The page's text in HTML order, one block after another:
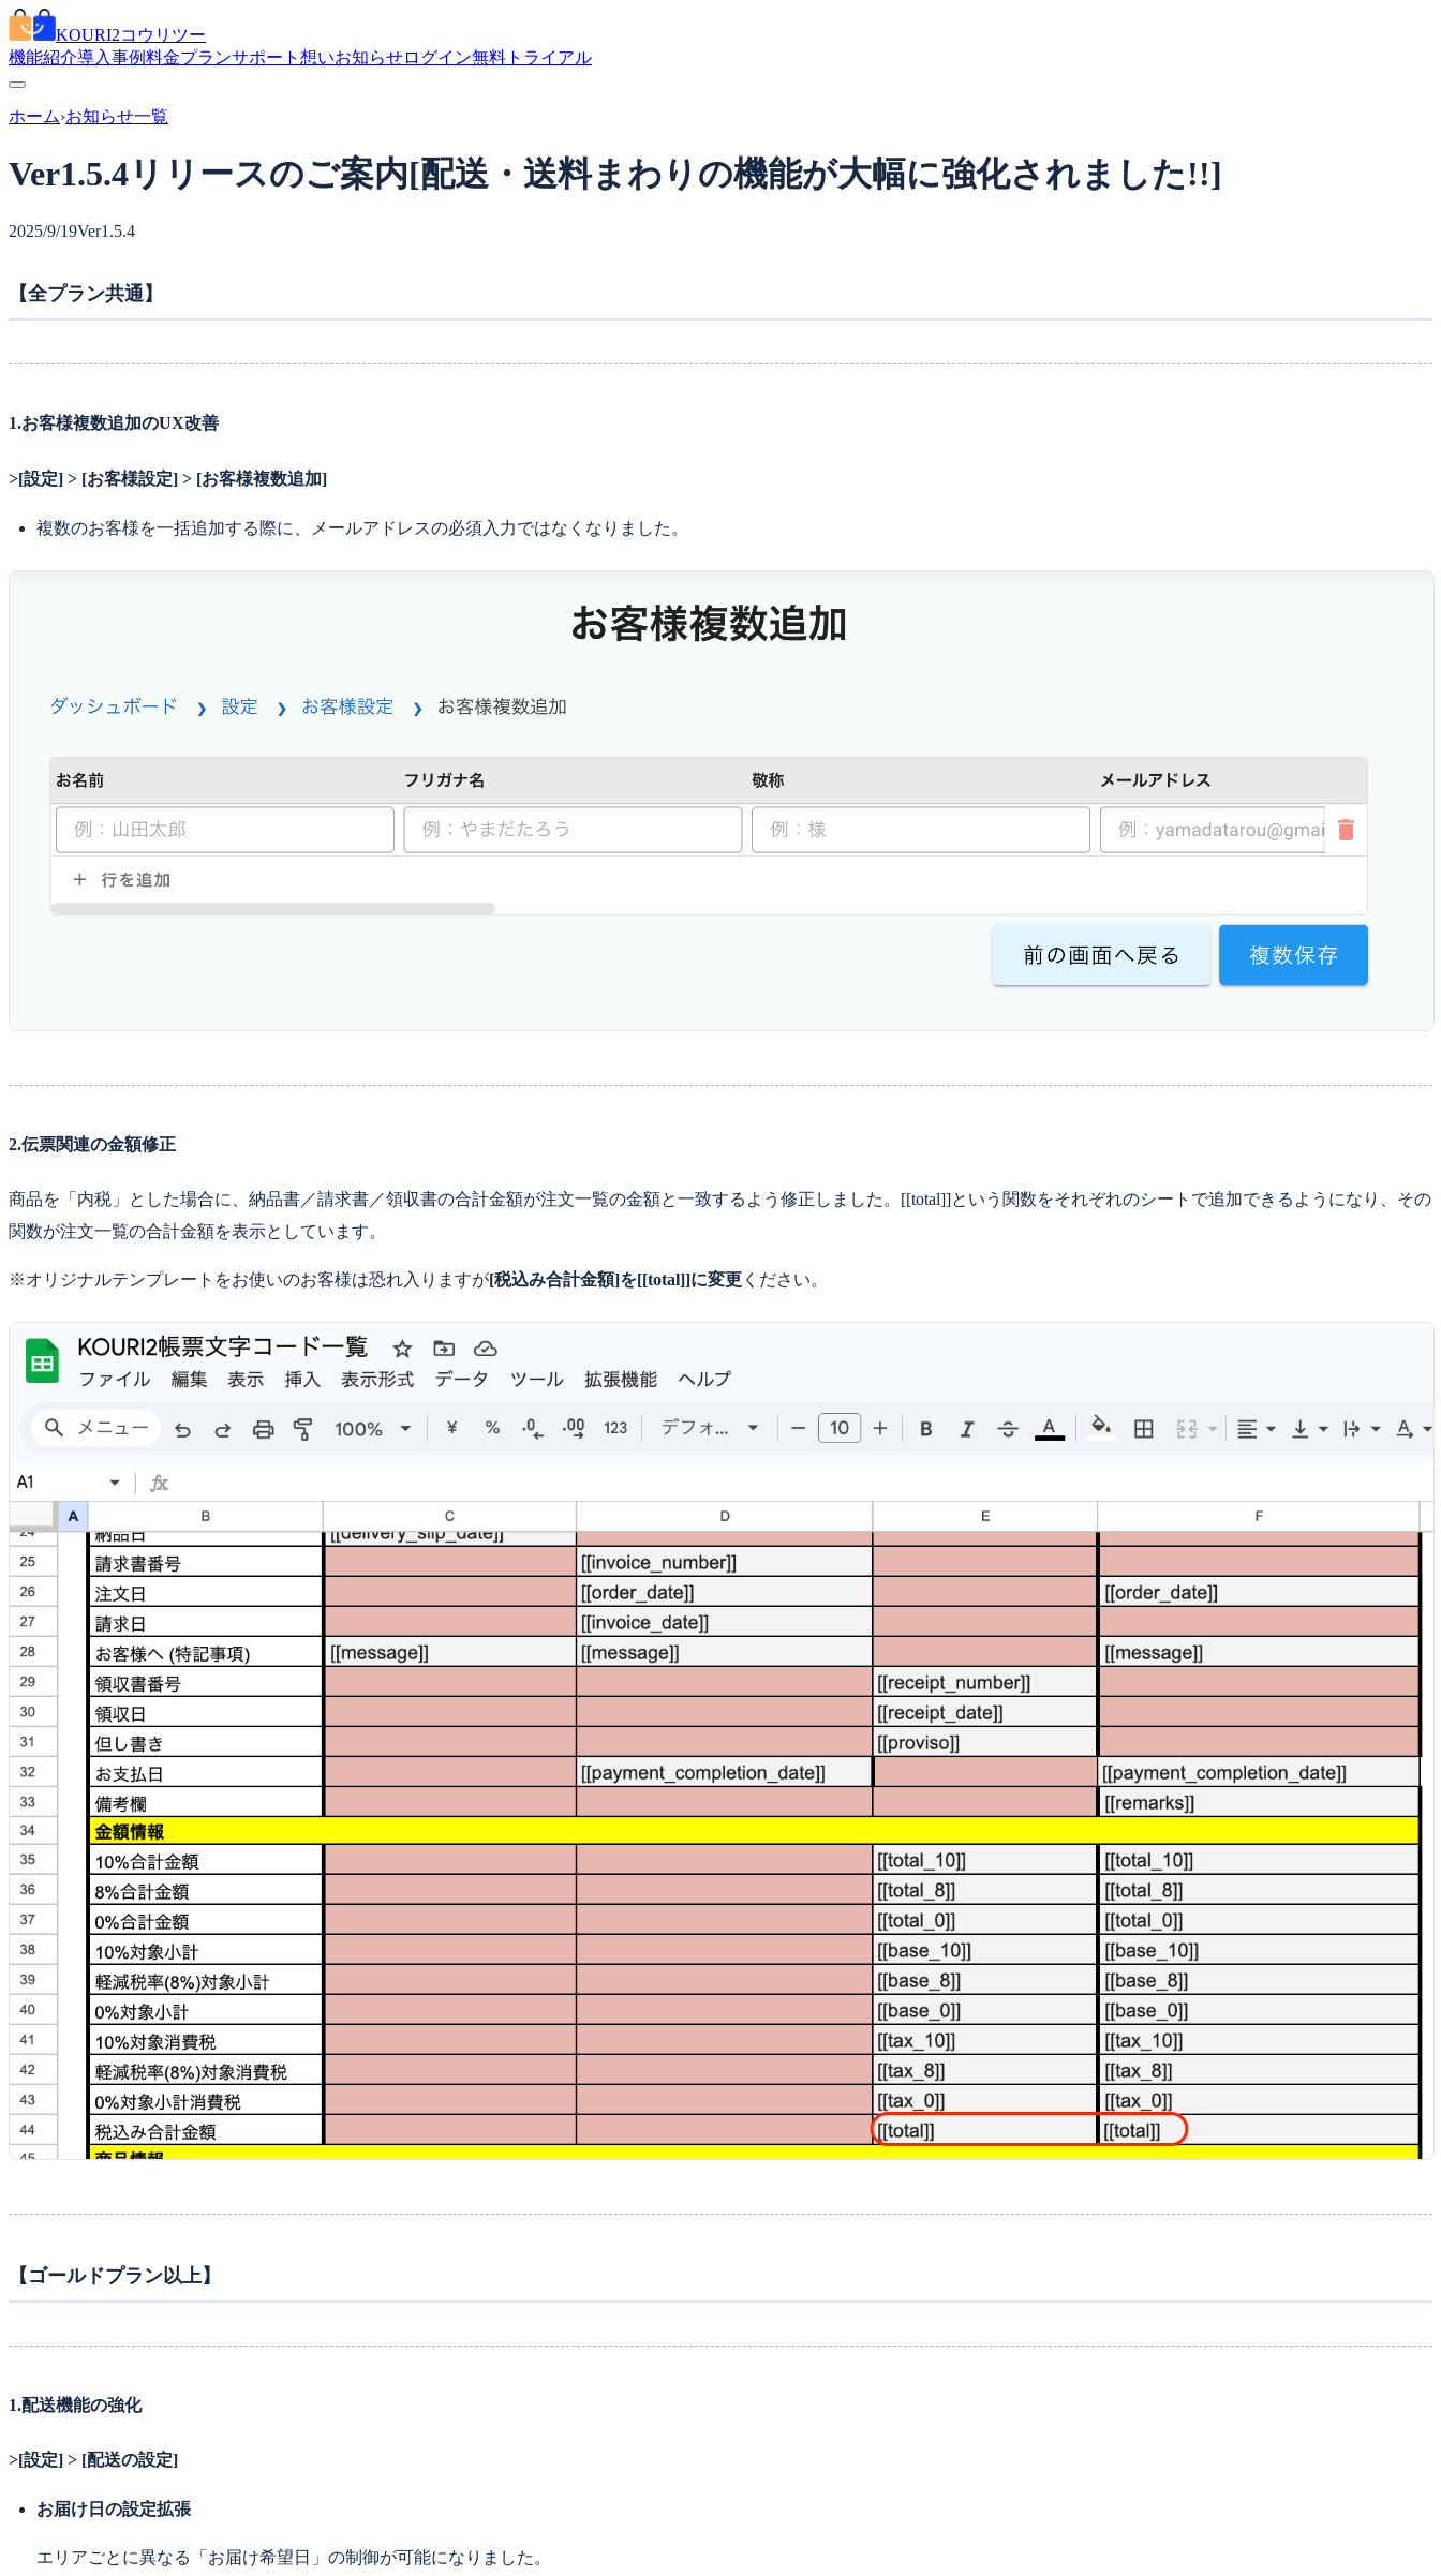
KOURI2コウリツー
機能紹介導入事例料金プランサポート 想いお知らせログイン無料トライアル
ホーム›お知らせ一覧
Ver1.5.4リリースのご案内[配送・送料まわりの機能が大幅に強化されました!!]
2025/9/19Ver1.5.4
【全プラン共通】
1.お客様複数追加のUX改善
>[設定] > [お客様設定] > [お客様複数追加]
複数のお客様を一括追加する際に、メールアドレスの必須入力ではなくなりました。
2.伝票関連の金額修正
商品を「内税」とした場合に、納品書／請求書／領収書の合計金額が注文一覧の金額と一致するよう修正しました。[[total]]という関数をそれぞれのシートで追加できるようになり、その
関数が注文一覧の合計金額を表示としています。
※オリジナルテンプレートをお使いのお客様は恐れ入りますが[税込み合計金額]を[[total]]に変更 ください。
【ゴールドプラン以上】
1.配送機能の強化
>[設定] > [配送の設定]
お届け日の設定拡張
エリアごとに異なる「お届け希望日」の制御が可能になりました。